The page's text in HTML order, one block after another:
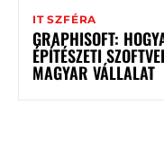
IT SZFÉRA
GRAPHISOFT:
ÉPÍTÉSZETI
MAGYAR VÁLLALAT